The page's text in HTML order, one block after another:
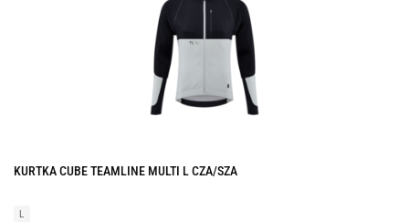
KURTKA CUBE TEAMLINE MULTI L CZA/SZA
L